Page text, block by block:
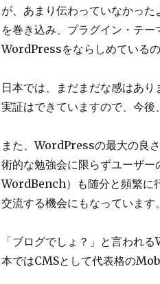
が、あまり伝わっていなかっ
を巻き込み、プラグイン・テ
WordPressをならしめているの
日本では、まだまだな感はあ
実証はできていますので、今後
また、WordPressの最大の良
術的な勉強会に限らずユーザ
WordBench）も随分と頻繁に
交流する機会にもなっています。
「ブログでしょ？」と言われ
本ではCMSとして代表格の